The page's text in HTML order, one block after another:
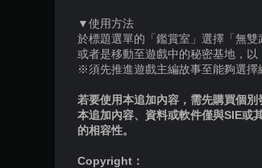
▼使用方法
於標題選單的「鑑賞室」選擇「無
或者是移動至遊戲中的秘密基地，以
※須先推進遊戲主編故事至能夠選擇
若要使用本追加內容，需先購買個
本追加內容、資料或軟件僅與SIE或
的相容性。
Copyright：